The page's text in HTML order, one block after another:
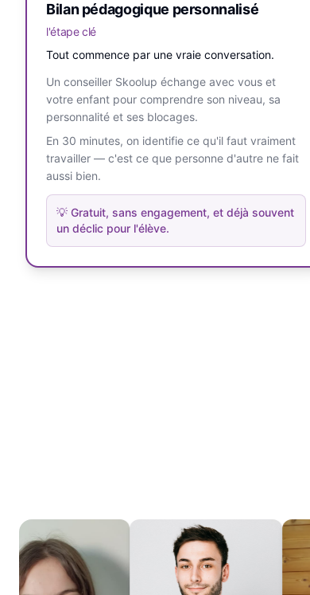
Bilan pédagogique personnalisé
l'étape clé
Tout commence par une vraie conversation.
Un conseiller Skoolup échange avec vous et
votre enfant pour comprendre son niveau, sa
personnalité et ses blocages.
En 30 minutes, on identifie ce qu'il faut vraiment
travailler — c'est ce que personne d'autre ne fait
aussi bien.
💡 Gratuit, sans engagement, et déjà souvent
un déclic pour l'élève.